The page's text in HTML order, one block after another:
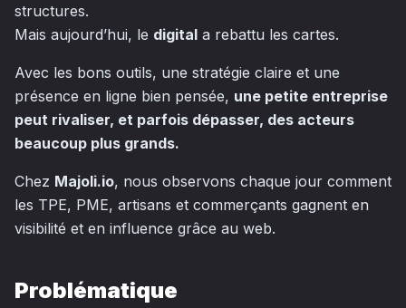
structures.
Mais aujourd’hui, le digital a rebattu les cartes.
Avec les bons outils, une stratégie claire et une
présence en ligne bien pensée, une petite entreprise
peut rivaliser, et parfois dépasser, des acteurs
beaucoup plus grands.
Chez Majoli.io, nous observons chaque jour comment
les TPE, PME, artisans et commerçants gagnent en
visibilité et en influence grâce au web.
Problématique